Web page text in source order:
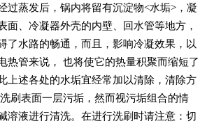
过蒸发后，锅内将留有沉淀物<水垢>，凝
面、冷凝器外壳的内壁、回水管等地方，
了水路的畅通，而且，影响冷凝效果，以
热管来说， 也将使它的热量积聚而缩短了
上述各处的水垢宜经常加以清除，清除方
刷表面一层污垢，然而视污垢组合的情
溶液进行清洗。在进行洗刷时请注意：切